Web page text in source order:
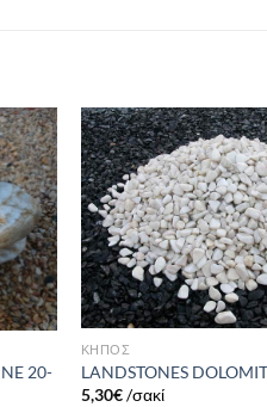
λίστα
20-
ΚΗΠΟΣ
LANDSTONES
5,30€ /σακί